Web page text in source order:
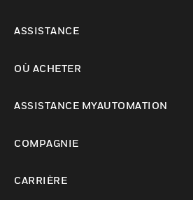
ASSISTANCE
OÙ ACHETER
ASSISTANCE MYAUTOMATION
COMPAGNIE
CARRIÈRE